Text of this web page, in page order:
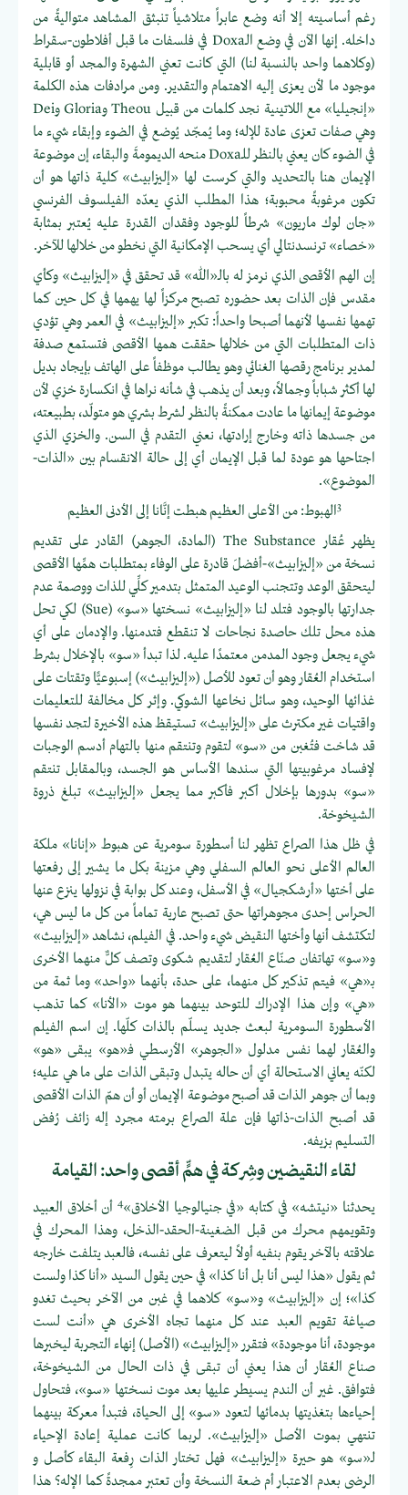
رغم أساسيته إلا أنه وضع عابراً متلاشياً تنبثق المشاهد متواليةً من
داخله. إنها الآن في وضع الـDoxa في فلسفات ما قبل أفلاطون-سقراط
(وكلاهما واحد بالنسبة لنا) التي كانت تعني الشهرة والمجد أو قابلية
موجود ما لأن يعزى إليه الاهتمام والتقدير. ومن مرادفات هذه الكلمة
«إنجيليا» مع اللاتينية نجد كلمات من قبيل Theou وGloria وDei
وهي صفات تعزى عادة للإله؛ وما يُمجّد يُوضع في الضوء وإبقاء شيء ما
في الضوء كان يعني بالنظر للـDoxa منحه الديمومةَ والبقاء، إن موضوعة
الإيمان هنا بالتحديد والتي كرست لها «إليزابيث» كلية ذاتها هو أن
تكون مرغوبةً محبوبة؛ هذا المطلب الذي يعدّه الفيلسوف الفرنسي
«جان لوك ماريون» شرطاً للوجود وفقدان القدرة عليه يُعتبر بمثابة
«خصاء» ترنسدنتالي أي يسحب الإمكانية التي نخطو من خلالها للآخر.
إن الهم الأقصى الذي نرمز له بالـ«الله» قد تحقق في «إليزابيث» وكأي
مقدس فإن الذات بعد حضوره تصبح مركزاً لها يهمها في كل حين كما
تهمها نفسها لأنهما أصبحا واحداً: تكبر «إليزابيث» في العمر وهي تؤدي
ذات المتطلبات التي من خلالها حققت همها الأقصى فتستمع صدفة
لمدير برنامج رقصها الغنائي وهو يطالب موظفاً على الهاتف بإيجاد بديل
لها أكثر شباباً وجمالاً، وبعد أن يذهب في شأنه نراها في انكسارة خزي لأن
موضوعة إيمانها ما عادت ممكنةً بالنظر لشرط بشري هو متولّد، بطبيعته،
من جسدها ذاته وخارج إرادتها، نعني التقدم في السن. والخزي الذي
اجتاحها هو عودة لما قبل الإيمان أي إلى حالة الانقسام بين «الذات-
الموضوع».
3الهبوط: من الأعلى العظيم هبطت إنَّانا إلى الأدنى العظيم
يظهر عُقار The Substance (المادة، الجوهر) القادر على تقديم
نسخة من «إليزابيث»-أفضلَ قادرة على الوفاء بمتطلبات همِّها الأقصى
ليتحقق الوعد وتتجنب الوعيد المتمثل بتدمير كلِّي للذات ووصمة عدم
جدارتها بالوجود فتلد لنا «إليزابيث» نسختها «سو» (Sue) لكي تحل
هذه محل تلك حاصدة نجاحات لا تنقطع فتدمنها. والإدمان على أي
شيء يجعل وجود المدمن معتمدًا عليه. لذا تبدأ «سو» بالإخلال بشرط
استخدام العُقار وهو أن تعود للأصل («إليزابيث») إسبوعيًّا وتقتات على
غذائها الوحيد، وهو سائل نخاعها الشوكي. وإثر كل مخالفة للتعليمات
واقتيات غير مكترث على «إليزابيث» تستيقظ هذه الأخيرة لتجد نفسها
قد شاخت فتُغبن من «سو» لتقوم وتنتقم منها بالتهام أدسم الوجبات
لإفساد مرغوبيتها التي سندها الأساس هو الجسد، وبالمقابل تنتقم
«سو» بدورها بإخلال أكبر فأكبر مما يجعل «إليزابيث» تبلغ ذروة
الشيخوخة.
في ظل هذا الصراع تظهر لنا أسطورة سومرية عن هبوط «إنانا» ملكة
العالم الأعلى نحو العالم السفلي وهي مزينة بكل ما يشير إلى رفعتها
على أختها «أرشكجيال» في الأسفل، وعند كل بوابة في نزولها ينزع عنها
الحراس إحدى مجوهراتها حتى تصبح عارية تماماً من كل ما ليس هي،
لتكتشف أنها وأختها النقيض شيء واحد. في الفيلم، نشاهد «إليزابيث»
و«سو» تهاتفان صنّاع العُقار لتقديم شكوى وتصف كلٌّ منهما الأخرى
بـ«هي» فيتم تذكير كل منهما، على حدة، بأنهما «واحد» وما ثمة من
«هي» وإن هذا الإدراك للتوحد بينهما هو موت «الأنا» كما تذهب
الأسطورة السومرية لبعث جديد يسلّم بالذات كلّها. إن اسم الفيلم
والعُقار لهما نفس مدلول «الجوهر» الأرسطي فـ«هو» يبقى «هو»
لكنّه يعاني الاستحالة أي أن حاله يتبدل وتبقى الذات على ما هي عليه؛
وبما أن جوهر الذات قد أصبح موضوعة الإيمان أو أن همّ الذات الأقصى
قد أصبح الذات-ذاتها فإن علة الصراع برمته مجرد إله زائف رُفض
التسليم بزيفه.
لقاء النقيضين وشِركة في همٍّ أقصى واحد: القيامة
يحدثنا «نيتشه» في كتابه «في جنيالوجيا الأخلاق»4 أن أخلاق العبيد
وتقويمهم محرك من قبل الضغينة-الحقد-الذخل، وهذا المحرك في
علاقته بالآخر يقوم بنفيه أولاً ليتعرف على نفسه، فالعبد يتلفت خارجه
ثم يقول «هذا ليس أنا بل أنا كذا» في حين يقول السيد «أنا كذا ولست
كذا»؛ إن «إليزابيث» و«سو» كلاهما في غبن من الآخر بحيث تغدو
صياغة تقويم العبد عند كل منهما تجاه الأخرى هي «أنت لست
موجودة، أنا موجودة» فتقرر «إليزابيث» (الأصل) إنهاء التجربة ليخبرها
صناع العُقار أن هذا يعني أن تبقى في ذات الحال من الشيخوخة،
فتوافق. غير أن الندم يسيطر عليها بعد موت نسختها «سو»، فتحاول
إحياءها بتغذيتها بدمائها لتعود «سو» إلى الحياة، فتبدأ معركة بينهما
تنتهي بموت الأصل «إليزابيث». لربما كانت عملية إعادة الإحياء
لـ«سو» هو حيرة «إليزابيث» فهل تختار الذات رِفعة البقاء كأصل و
الرضى بعدم الاعتبار أم ضعة النسخة وأن تعتبر ممجدةً كما الإله؟ هذا